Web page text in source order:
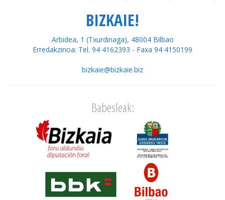
BIZKAIE!
Arbidea, 1 (Txurdinaga), 48004 Bilbao
Erredakzinoa: Tel. 94 4162393 - Faxa 94 4150199
bizkaie@bizkaie.biz
Babesleak: